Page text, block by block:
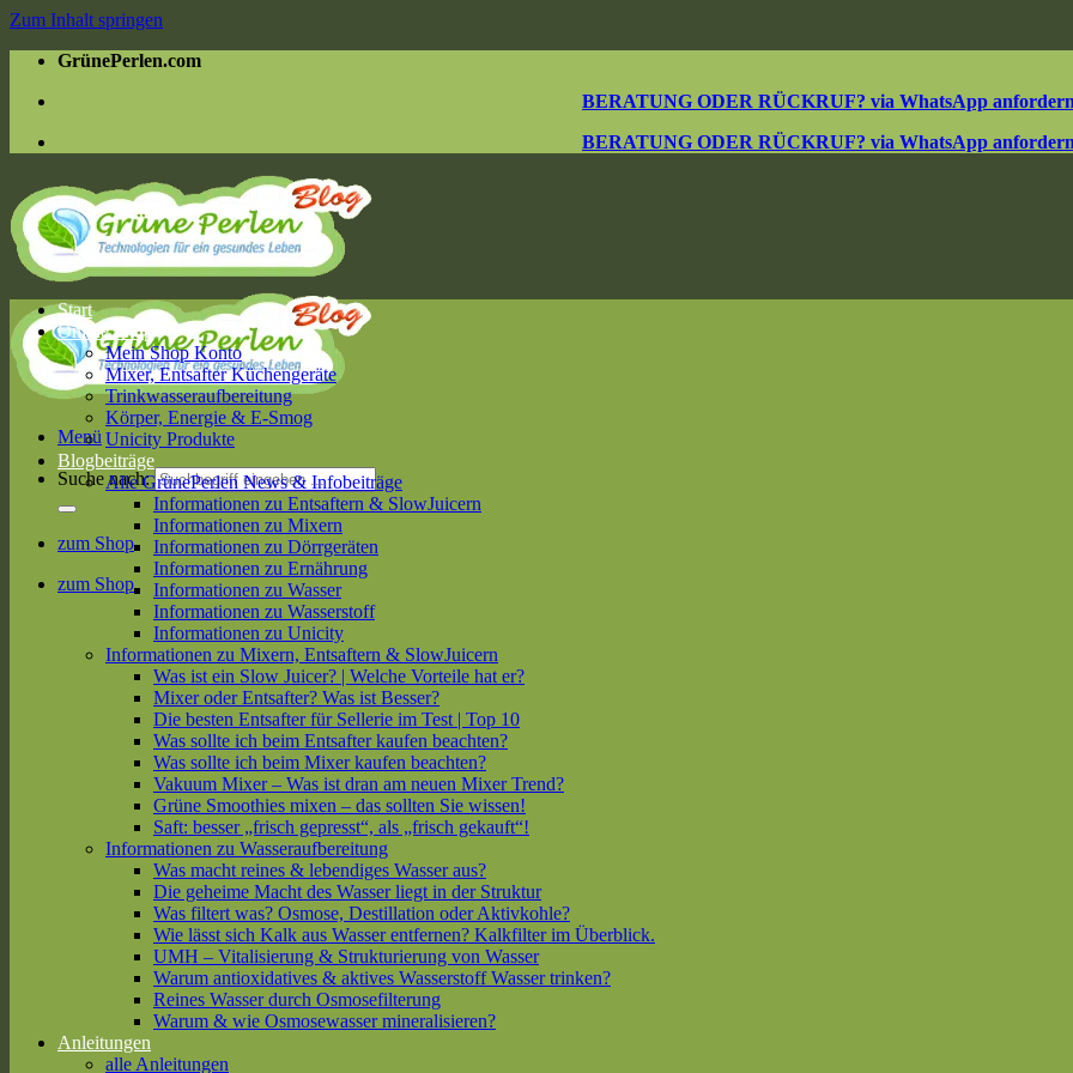
Zum Inhalt springen
GrünePerlen.com
BERATUNG ODER RÜCKRUF? via WhatsApp
BERATUNG ODER RÜCKRUF? via WhatsApp
Menü
Suche nach:
zum Shop
zum Shop
Start
Online Shop
Mein Shop Konto
Mixer, Entsafter Küchengeräte
Trinkwasseraufbereitung
Körper, Energie & E-Smog
Unicity Produkte
Blogbeiträge
Alle GrünePerlen News & Infobeiträge
Informationen zu Entsaftern & SlowJuicern
Informationen zu Mixern
Informationen zu Dörrgeräten
Informationen zu Ernährung
Informationen zu Wasser
Informationen zu Wasserstoff
Informationen zu Unicity
Informationen zu Mixern, Entsaftern & SlowJuicern
Was ist ein Slow Juicer? | Welche Vorteile hat er?
Mixer oder Entsafter? Was ist Besser?
Die besten Entsafter für Sellerie im Test | Top 10
Was sollte ich beim Entsafter kaufen beachten?
Was sollte ich beim Mixer kaufen beachten?
Vakuum Mixer – Was ist dran am neuen Mixer Trend?
Grüne Smoothies mixen – das sollten Sie wissen!
Saft: besser „frisch gepresst“, als „frisch gekauft“!
Informationen zu Wasseraufbereitung
Was macht reines & lebendiges Wasser aus?
Die geheime Macht des Wasser liegt in der Struktur
Was filtert was? Osmose, Destillation oder Aktivkohle?
Wie lässt sich Kalk aus Wasser entfernen? Kalkfilter im Überblick.
UMH – Vitalisierung & Strukturierung von Wasser
Warum antioxidatives & aktives Wasserstoff Wasser trinken?
Reines Wasser durch Osmosefilterung
Warum & wie Osmosewasser mineralisieren?
Anleitungen
alle Anleitungen